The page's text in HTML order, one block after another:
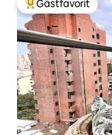
Populär gästfavorit
Gästfavorit